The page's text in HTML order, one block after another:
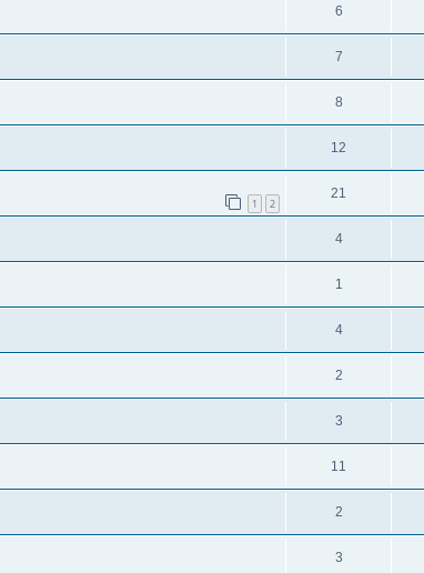
6
7
8
12
1 2
21
4
1
4
2
3
11
2
3